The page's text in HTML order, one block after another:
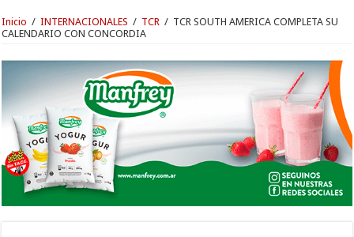
Inicio / INTERNACIONALES / TCR / TCR SOUTH AMERICA COMPLETA SU
CALENDARIO CON CONCORDIA